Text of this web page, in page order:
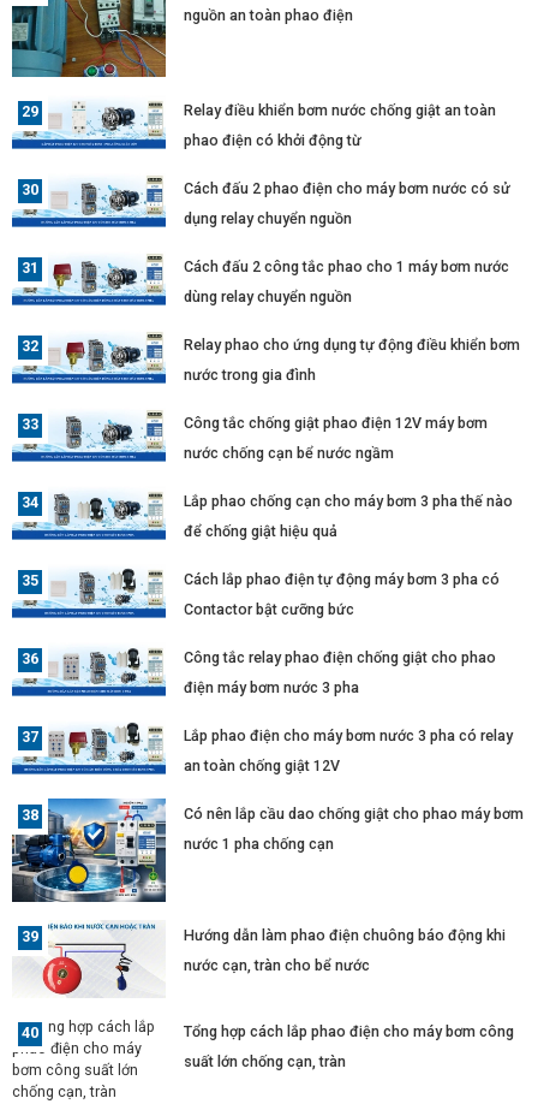
nguồn an toàn phao điện
Relay điều khiển bơm nước chống giật an toàn
phao điện có khởi động từ
Cách đấu 2 phao điện cho máy bơm nước có sử
dụng relay chuyển nguồn
Cách đấu 2 công tắc phao cho 1 máy bơm nước
dùng relay chuyển nguồn
Relay phao cho ứng dụng tự động điều khiển bơm
nước trong gia đình
Công tắc chống giật phao điện 12V máy bơm
nước chống cạn bể nước ngầm
Lắp phao chống cạn cho máy bơm 3 pha thế nào
để chống giật hiệu quả
Cách lắp phao điện tự động máy bơm 3 pha có
Contactor bật cưỡng bức
Công tắc relay phao điện chống giật cho phao
điện máy bơm nước 3 pha
Lắp phao điện cho máy bơm nước 3 pha có relay
an toàn chống giật 12V
Có nên lắp cầu dao chống giật cho phao máy bơm
nước 1 pha chống cạn
Hướng dẫn làm phao điện chuông báo động khi
nước cạn, tràn cho bể nước
Tổng hợp cách lắp phao điện cho máy bơm công
suất lớn chống cạn, tràn